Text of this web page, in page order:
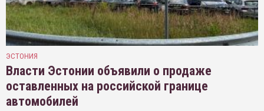
ЭСТОНИЯ
Власти Эстонии объявили о продаже
оставленных на российской границе
автомобилей